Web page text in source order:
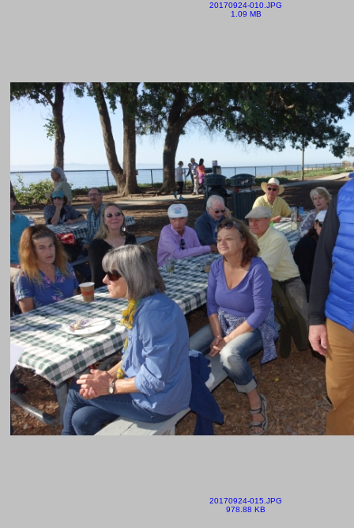
20170924-010.JPG
1.09 MB
20170924-015.JPG
978.88 KB